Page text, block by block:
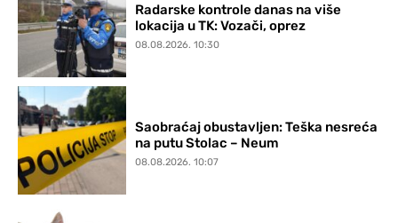
Radarske kontrole danas na više
lokacija u TK: Vozači, oprez
08.08.2026. 10:30
Saobraćaj obustavljen: Teška nesreća
na putu Stolac – Neum
08.08.2026. 10:07